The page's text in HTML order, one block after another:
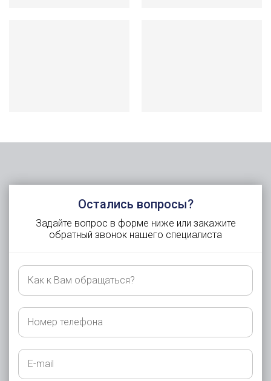
Остались вопросы?
Задайте вопрос в форме ниже или закажите
обратный звонок нашего специалиста
Как
Вам
обращаться?
Номер
телефона
E-
mail